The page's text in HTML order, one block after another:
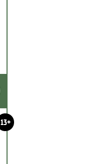
13+